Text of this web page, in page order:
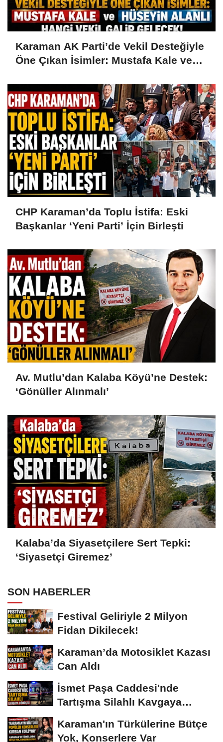
Karaman AK Parti’de Vekil Desteğiyle
Öne Çıkan İsimler: Mustafa Kale ve
CHP Karaman’da Toplu İstifa: Eski
Başkanlar ‘Yeni Parti’ İçin Birleşti
Av. Mutlu’dan Kalaba Köyü’ne Destek:
‘Gönüller Alınmalı’
Kalaba’da Siyasetçilere Sert Tepki:
‘Siyasetçi Giremez’
SON HABERLER
Festival Geliriyle 2 Milyon
Fidan Dikilecek!
Karaman’da Motosiklet Kazası
Can Aldı
İsmet Paşa Caddesi'nde
Tartışma Silahlı Kavgaya
Karaman'ın Türkülerine Bütçe
Yok, Konserlere Var